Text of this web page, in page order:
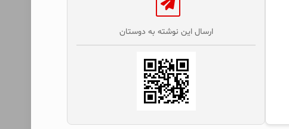
ارسال این نوشته به دوستان‌